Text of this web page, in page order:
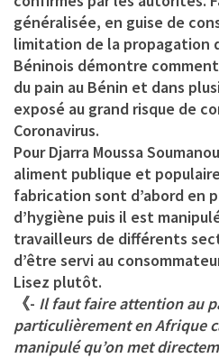
généralisée, en guise de
limitation de la propagation
Béninois démontre
du pain au Bénin et dans
exposé au grand risque de
Coronavirus.
PourDjarra Moussa Soumanou
aliment publique et
fabrication sont d’abord en
d’hygiène puis il est
travailleurs de différents
d’être servi au
Lisez plutôt.
《- Il faut faire attention au
particulièrement en Afrique
manipulé qu’on met